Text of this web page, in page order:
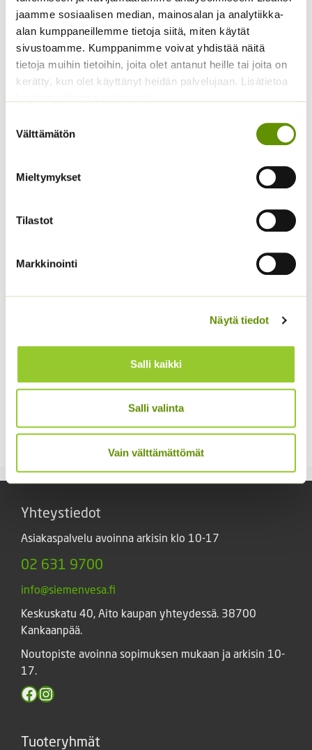
jaamme sosiaalisen median, mainosalan ja analytiikka-
alan kumppaneillemme tietoja siitä, miten käytät
sivustoamme. Kumppanimme voivat yhdistää näitä
tietoja muihin tietoihin, joita olet antanut heille tai joita on
kerätty, kun olet käyttänyt heidän palvelujaan. Lisätietoa
valinta
Välttämätön
Mieltymykset
Tilastot
Markkinointi
Näytä tiedot
Salli kaikki
Salli valinta
Vain välttämättömät
3,00€ – 5,00€Hintaluokka:
3,00 €
5,00 €
Sisältää
arvonlisäveron
€
3,50 €
-
4,10 €
arvonlisäveron
40 s.
5,00€
Lyhtykoiso 1 g
6,00€
Yhteystiedot
Asiakaspalvelu avoinna arkisin klo 10-17
02 631 9700
info@siemenvesa.fi
Keskuskatu 40, Aito kaupan yhteydessä. 38700
Kankaanpää.
Noutopiste avoinna sopimuksen mukaan ja arkisin 10-
17.
Facebook
Instagram
Tuoteryhmät